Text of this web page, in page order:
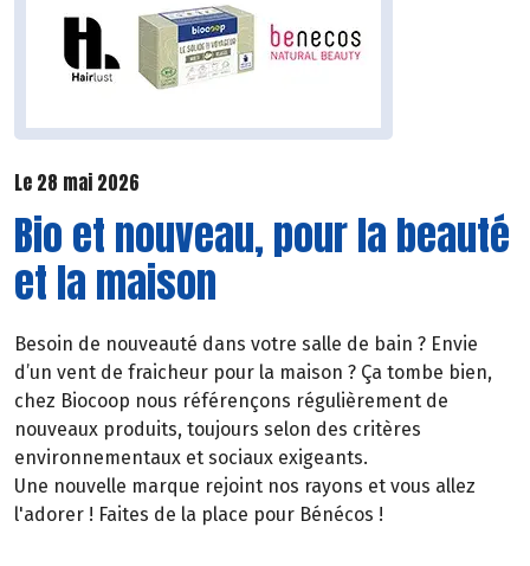
Le 28 mai 2026
Bio et nouveau, pour la beauté
et la maison
Besoin de nouveauté dans votre salle de bain ? Envie
d’un vent de fraicheur pour la maison ? Ça tombe bien,
chez Biocoop nous référençons régulièrement de
nouveaux produits, toujours selon des critères
environnementaux et sociaux exigeants.
Une nouvelle marque rejoint nos rayons et vous allez
l'adorer ! Faites de la place pour Bénécos !